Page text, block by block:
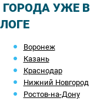
ГОРОДА УЖЕ В
Воронеж
Казань
Краснодар
Нижний Новгород
Ростов-на-Дону